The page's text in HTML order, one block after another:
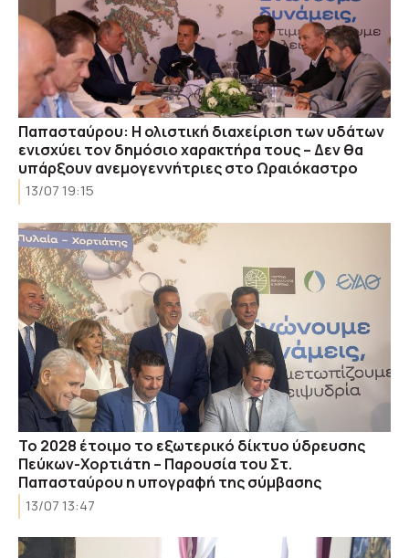
Παπασταύρου: Η ολιστική διαχείριση των υδάτων
ενισχύει τον δημόσιο χαρακτήρα τους – Δεν θα
υπάρξουν ανεμογεννήτριες στο Ωραιόκαστρο
13/07 19:15
Το 2028 έτοιμο το εξωτερικό δίκτυο ύδρευσης
Πεύκων-Χορτιάτη – Παρουσία του Στ.
Παπασταύρου η υπογραφή της σύμβασης
13/07 13:47